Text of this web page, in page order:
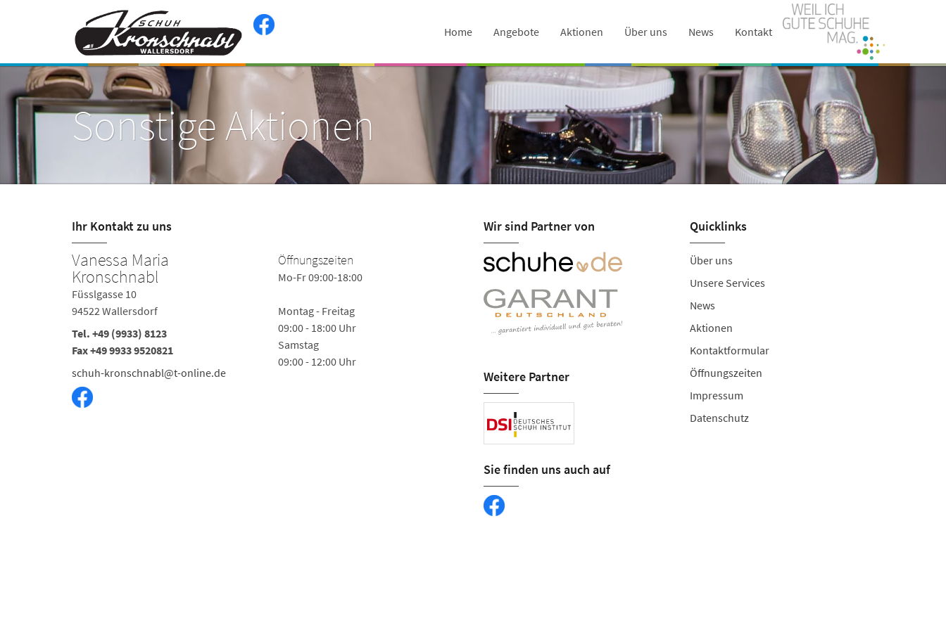
Home Angebote Aktionen Über uns News Kontakt
Sonstige Aktionen
Ihr Kontakt zu uns
Vanessa Maria
Kronschnabl
Füsslgasse 10
94522 Wallersdorf
Tel. +49 (9933) 8123
Fax +49 9933 9520821
schuh-kronschnabl@t-online.de
Öffnungszeiten
Mo-Fr 09:00-18:00
Montag - Freitag
09:00 - 18:00 Uhr
Samstag
09:00 - 12:00 Uhr
Wir sind Partner von
Weitere Partner
Sie finden uns auch auf
Quicklinks
Über uns
Unsere Services
News
Aktionen
Kontaktformular
Öffnungszeiten
Impressum
Datenschutz